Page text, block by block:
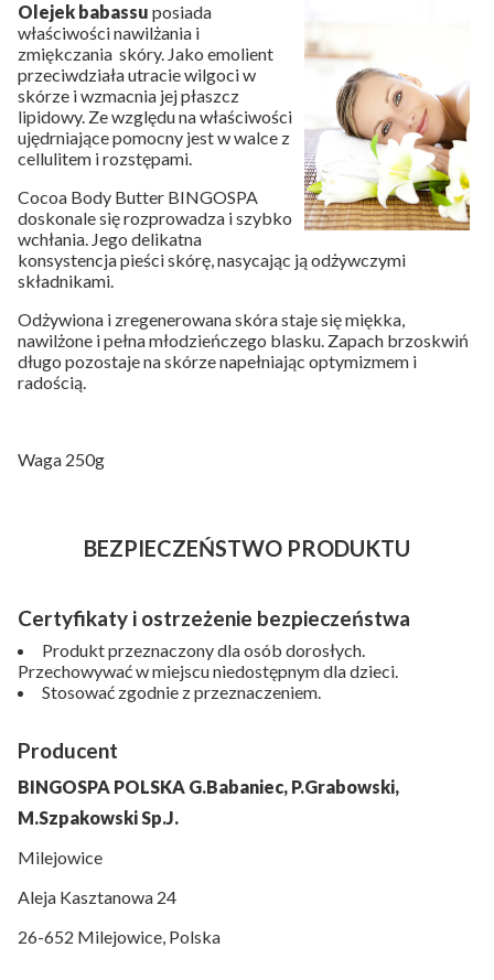
Olejek babassu posiada
właściwości nawilżania i
zmiękczania skóry. Jako emolient
przeciwdziała utracie wilgoci w
skórze i wzmacnia jej płaszcz
lipidowy. Ze względu na właściwości
ujędrniające pomocny jest w walce z
cellulitem i rozstępami.
Cocoa Body Butter BINGOSPA
doskonale się rozprowadza i szybko
wchłania. Jego delikatna
konsystencja pieści skórę, nasycając ją odżywczymi
składnikami.
Odżywiona i zregenerowana skóra staje się miękka,
nawilżone i pełna młodzieńczego blasku. Zapach brzoskwiń
długo pozostaje na skórze napełniając optymizmem i
radością.
Waga 250g
BEZPIECZEŃSTWO PRODUKTU
Certyfikaty i ostrzeżenie bezpieczeństwa
Produkt przeznaczony dla osób dorosłych.
Przechowywać w miejscu niedostępnym dla dzieci.
Stosować zgodnie z przeznaczeniem.
Producent
BINGOSPA POLSKA G.Babaniec, P.Grabowski,
M.Szpakowski Sp.J.
Milejowice
Aleja Kasztanowa 24
26-652 Milejowice, Polska